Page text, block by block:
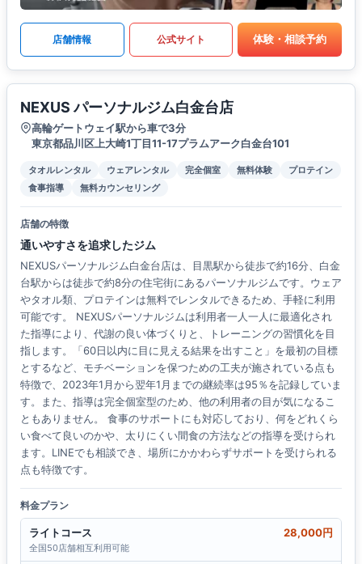
店舗情報 公式サイト 体験・相談予約
NEXUS パーソナルジム白金台店
高輪ゲートウェイ駅から車で3分
東京都品川区上大崎1丁目11-17プラムアーク白金台101
タオルレンタル ウェアレンタル 完全個室 無料体験
プロテイン
食事指導
無料カウンセリング
店舗の特徴
通いやすさを追求したジム
NEXUSパーソナルジム白金台店は、目黒駅から徒歩で約16分、白金
台駅からは徒歩で約8分の住宅街にあるパーソナルジムです。ウェア
やタオル類、プロテインは無料でレンタルできるため、手軽に利用
可能です。 NEXUSパーソナルジムは利用者一人一人に最適化され
た指導により、代謝の良い体づくりと、トレーニングの習慣化を目
指します。「60日以内に目に見える結果を出すこと」を最初の目標
とするなど、モチベーションを保つための工夫が施されている点も
特徴で、2023年1月から翌年1月までの継続率は95％を記録していま
す。また、指導は完全個室型のため、他の利用者の目が気になるこ
ともありません。 食事のサポートにも対応しており、何をどれくら
い食べて良いのかや、太りにくい間食の方法などの指導を受けられ
ます。LINEでも相談でき、場所にかかわらずサポートを受けられる
点も特徴です。
料金プラン
ライトコース 28,000円
全国50店舗相互利用可能